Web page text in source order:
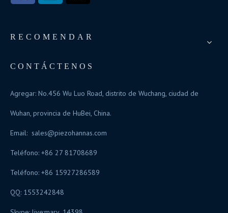
RECOMENDAR
CONTÁCTENOS
Agregar: No.456 Wu Luo Road, distrito de Wuchang, ciudad de
Wuhan, provincia de HuBei, China.
Email: sales@piezohannas.com
Teléfono: +86 27 81708689
Teléfono: +86 15927286589
QQ: 1553242848